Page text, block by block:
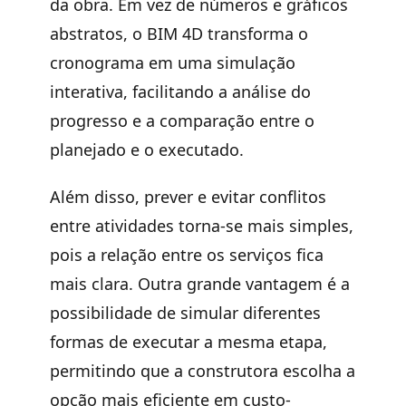
abstratos, o BIM 4D transforma o
cronograma em uma simulação
interativa, facilitando a análise do
progresso e a comparação entre o
planejado e o executado.
Além disso, prever e evitar conflitos
entre atividades torna-se mais simples,
pois a relação entre os serviços fica
mais clara. Outra grande vantagem é a
possibilidade de simular diferentes
formas de executar a mesma etapa,
permitindo que a construtora escolha a
opção mais eficiente em custo-